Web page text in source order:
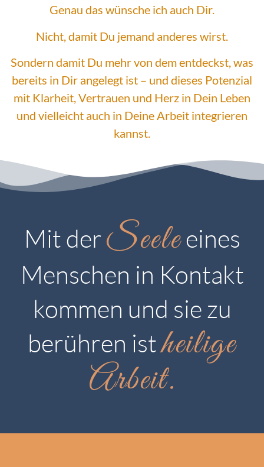
Genau das wünsche ich auch Dir.
Nicht, damit Du jemand anderes wirst.
Sondern damit Du mehr von dem entdeckst, was
bereits in Dir angelegt ist – und dieses Potenzial
mit Klarheit, Vertrauen und Herz in Dein Leben
und vielleicht auch in Deine Arbeit integrieren
kannst.
Mit derSeeleeines
Menschen in Kontakt
kommen und sie zu
berühren istheilige
Arbeit.